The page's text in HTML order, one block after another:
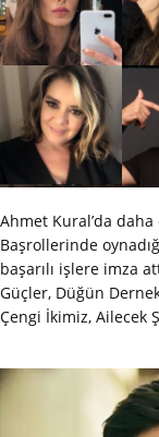
Ahmet Kural’da
Başrollerinde
başarılı işlere imza
Güçler, Düğün
Çengi İkimiz, Ailecek